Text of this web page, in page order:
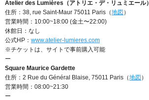
Atelier des Lumières（アトリエ・デ・リュミエール）
住所：38, rue Saint-Maur 75011 Paris（地図 ）
営業時間：10:00~18:00 (金土〜22:00)
休館日：なし
公式HP： www.atelier-lumieres.com
※チケットは、サイトで事前購入可能
ー
Square Maurice Gardette
住所：2 Rue du Général Blaise, 75011 Paris（地図 ）
営業時間：08:00~21:30
ー